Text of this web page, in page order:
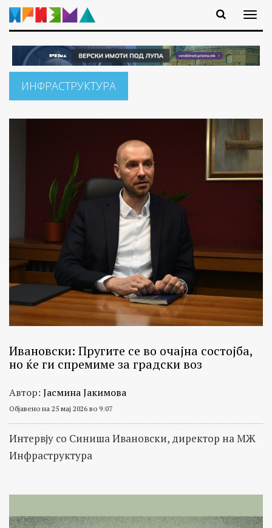
ИНФРАСТРУКТУРА
Ивановски: Пругите се во очајна состојба,
но ќе ги спремиме за градски воз
Автор: Јасмина Јакимова
Објавено на 25 мај 2026 во 9:07
Интервју со Синиша Ивановски, директор на МЖ
Инфраструктура